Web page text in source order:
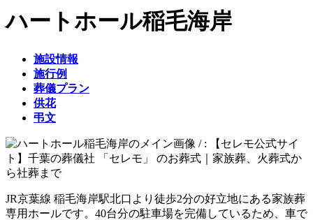
ハートホール稲毛海岸
施設情報
施行例
葬儀プラン
供花
弔文
JR京葉線 稲毛海岸駅北口より徒歩2分の好立地にある家族葬
専用ホールです。40台分の駐車場を完備しているため、車で